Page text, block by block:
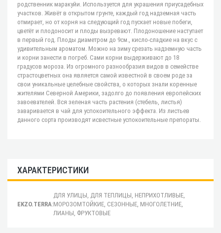
родственник маракуйи. Используется для украшения приусадебных
участков. Живёт в открытом грунте, каждый год надземная часть
отмирает, но от корня на следующий год пускает новые побеги,
цветёт и плодоносит и плоды вызревают. Плодоношение наступает
в первый год. Плоды диаметром до 9см., кисло-сладкие на вкус с
удивительным ароматом. Можно на зиму срезать надземную часть
и корни занести в погреб. Сами корни выдерживают до 18
градусов мороза. Из огромного разнообразия видов в семействе
страстоцветных она является самой известной в своем роде за
свои уникальные целебные свойства, о которых знали коренные
жителями Северной Америки, задолго до появления европейских
завоевателей. Вся зеленая часть растения (стебель, листья)
заваривается в чай для успокоительного эффекта. Из листьев
данного сорта производят исвестные успокоительные препораты.
ХАРАКТЕРИСТИКИ
EKZO.TERRA:
ДЛЯ УЛИЦЫ, ДЛЯ ТЕПЛИЦЫ, НЕПРИХОТЛИВЫЕ,
МОРОЗОМТОЙКИЕ, СЕЗОННЫЕ, МНОГОЛЕТНИЕ,
ЛИАНЫ, ФРУКТОВЫЕ